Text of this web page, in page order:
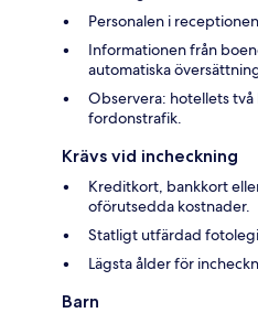
Personalen i
Informationen från
automatiska
Observera: hotellets
fordonstrafik.
Krävs vid incheckning
Kreditkort, bankkort
oförutsedda kostnader.
Statligt utfärdad
Lägsta ålder för
Barn